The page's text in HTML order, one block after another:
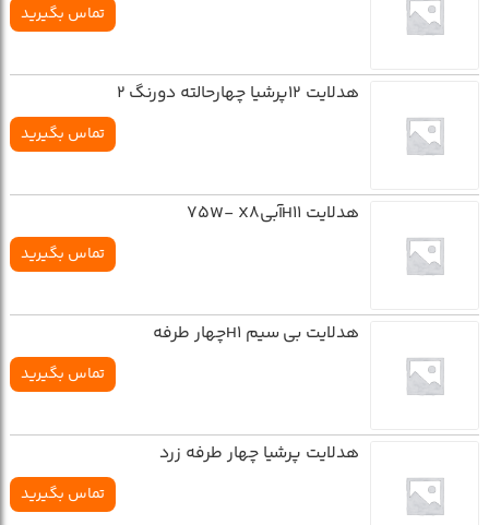
تماس بگیرید
هدلایت 12پرشیا چهارحالته دورنگ 2
تماس بگیرید
هدلایت H11آبی75W- X8
تماس بگیرید
هدلایت بی سیم H1چهار طرفه
تماس بگیرید
هدلایت پرشیا چهار طرفه زرد
تماس بگیرید